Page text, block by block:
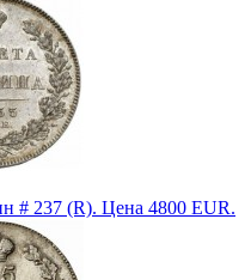
# 237 (R). Цена 4800 EUR.